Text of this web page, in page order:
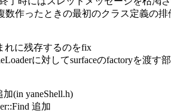
作ったときの最初のクラス定義の排
に残存するのをfix
に対してsurfaceのfactoryを渡す
(in yaneShell.h)
追加